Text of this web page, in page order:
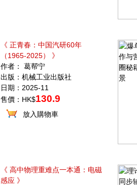
《 正青春：中国汽研60年
（1965-2025） 》
作者： 葛帮宁
出版：机械工业出版社
日期：2025-11
售價：HK$130.9
放入購物車
《 高中物理重难点一本通：电磁
感应 》